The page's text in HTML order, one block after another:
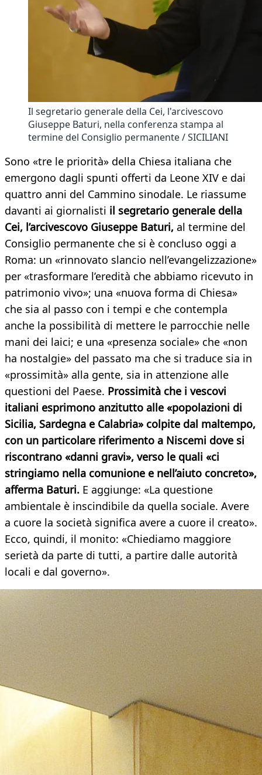
Il segretario generale della Cei, l'arcivescovo
Giuseppe Baturi, nella conferenza stampa al
termine del Consiglio permanente / SICILIANI
Sono «tre le priorità» della Chiesa italiana che
emergono dagli spunti offerti da Leone XIV e dai
quattro anni del Cammino sinodale. Le riassume
davanti ai giornalisti il segretario generale della
Cei, l’arcivescovo Giuseppe Baturi, al termine del
Consiglio permanente che si è concluso oggi a
Roma: un «rinnovato slancio nell’evangelizzazione»
per «trasformare l’eredità che abbiamo ricevuto in
patrimonio vivo»; una «nuova forma di Chiesa»
che sia al passo con i tempi e che contempla
anche la possibilità di mettere le parrocchie nelle
mani dei laici; e una «presenza sociale» che «non
ha nostalgie» del passato ma che si traduce sia in
«prossimità» alla gente, sia in attenzione alle
questioni del Paese. Prossimità che i vescovi
italiani esprimono anzitutto alle «popolazioni di
Sicilia, Sardegna e Calabria» colpite dal maltempo,
con un particolare riferimento a Niscemi dove si
riscontrano «danni gravi», verso le quali «ci
stringiamo nella comunione e nell’aiuto concreto»,
afferma Baturi. E aggiunge: «La questione
ambientale è inscindibile da quella sociale. Avere
a cuore la società significa avere a cuore il creato».
Ecco, quindi, il monito: «Chiediamo maggiore
serietà da parte di tutti, a partire dalle autorità
locali e dal governo».